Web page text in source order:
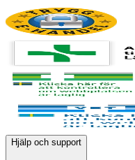
Hjälp och support